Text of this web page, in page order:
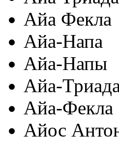
Айа Фекла
Айа-Напа
Айа-Напы
Айа-
Айа-Фекла
Айос